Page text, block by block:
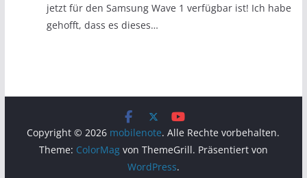
jetzt für den Samsung Wave 1 verfügbar ist! Ich habe
gehofft, dass es dieses…
Copyright © 2026 mobilenote. Alle Rechte vorbehalten.
Theme: ColorMagvon ThemeGrill. Präsentiert von
WordPress.